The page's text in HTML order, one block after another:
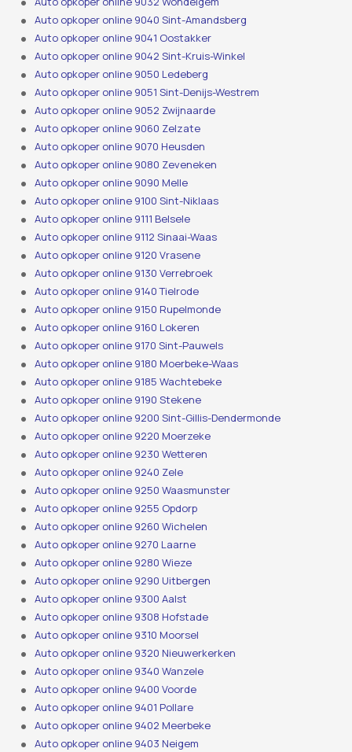
Auto opkoper online 9040 Sint-Amandsberg
Auto opkoper online 9041 Oostakker
Auto opkoper online 9042 Sint-Kruis-Winkel
Auto opkoper online 9050 Ledeberg
Auto opkoper online 9051 Sint-Denijs-Westrem
Auto opkoper online 9052 Zwijnaarde
Auto opkoper online 9060 Zelzate
Auto opkoper online 9070 Heusden
Auto opkoper online 9080 Zeveneken
Auto opkoper online 9090 Melle
Auto opkoper online 9100 Sint-Niklaas
Auto opkoper online 9111 Belsele
Auto opkoper online 9112 Sinaai-Waas
Auto opkoper online 9120 Vrasene
Auto opkoper online 9130 Verrebroek
Auto opkoper online 9140 Tielrode
Auto opkoper online 9150 Rupelmonde
Auto opkoper online 9160 Lokeren
Auto opkoper online 9170 Sint-Pauwels
Auto opkoper online 9180 Moerbeke-Waas
Auto opkoper online 9185 Wachtebeke
Auto opkoper online 9190 Stekene
Auto opkoper online 9200 Sint-Gillis-Dendermonde
Auto opkoper online 9220 Moerzeke
Auto opkoper online 9230 Wetteren
Auto opkoper online 9240 Zele
Auto opkoper online 9250 Waasmunster
Auto opkoper online 9255 Opdorp
Auto opkoper online 9260 Wichelen
Auto opkoper online 9270 Laarne
Auto opkoper online 9280 Wieze
Auto opkoper online 9290 Uitbergen
Auto opkoper online 9300 Aalst
Auto opkoper online 9308 Hofstade
Auto opkoper online 9310 Moorsel
Auto opkoper online 9320 Nieuwerkerken
Auto opkoper online 9340 Wanzele
Auto opkoper online 9400 Voorde
Auto opkoper online 9401 Pollare
Auto opkoper online 9402 Meerbeke
Auto opkoper online 9403 Neigem